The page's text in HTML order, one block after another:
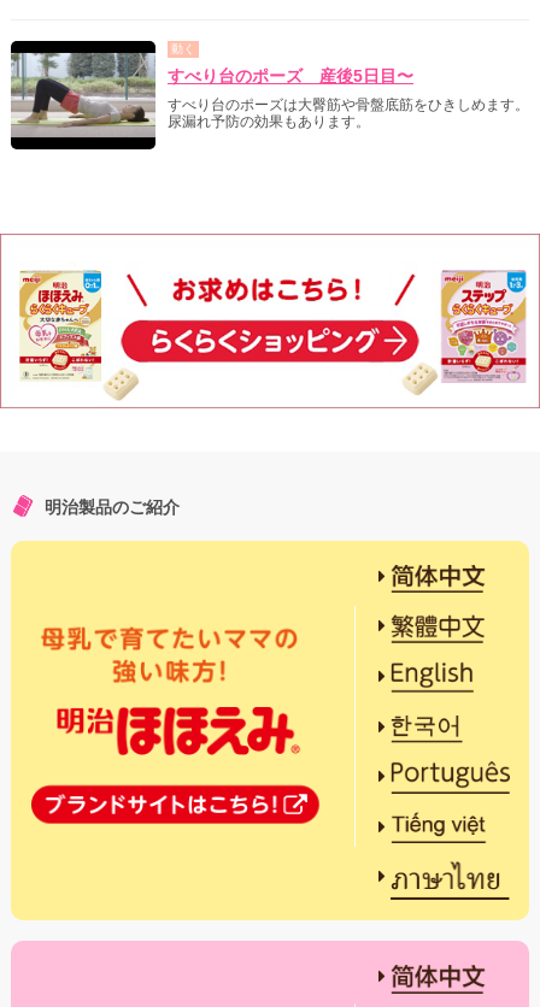
動く
すべり台のポーズ 産後5日目〜
すべり台のポーズは大臀筋や骨盤底筋をひきしめます。
尿漏れ予防の効果もあります。
明治製品のご紹介